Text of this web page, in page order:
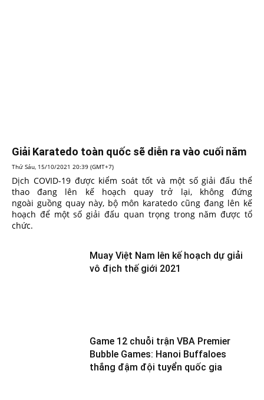
Giải Karatedo toàn quốc sẽ diễn ra vào cuối năm
Thứ Sáu, 15/10/2021 20:39 (GMT+7)
Dịch COVID-19 được kiểm soát tốt và một số giải đấu thể
thao đang lên kế hoạch quay trở lại, không đứng
ngoài guồng quay này, bộ môn karatedo cũng đang lên kế
hoạch để một số giải đấu quan trọng trong năm được tổ
chức.
Muay Việt Nam lên kế hoạch dự giải
vô địch thế giới 2021
Game 12 chuỗi trận VBA Premier
Bubble Games: Hanoi Buffaloes
thắng đậm đội tuyển quốc gia